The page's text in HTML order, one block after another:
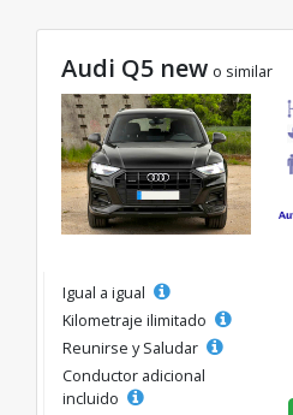
categoría seleccionada, con
desde solo 45€/día.
Audi Q5 new o similar
Igual a igual
Kilometraje ilimitado
Reunirse y Saludar
Conductor adicional
incluido